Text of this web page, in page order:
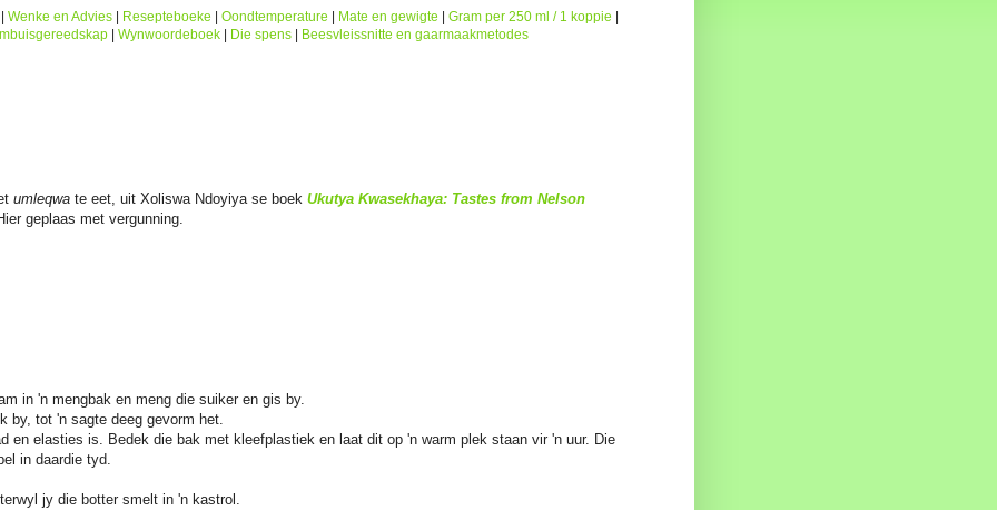
Wenke en Advies Resepteboeke Oondtemperature Mate en gewigte Gram per 250 ml / 1 koppie
Wynwoordeboek Die spens Beesvleissnitte en gaarmaakmetodes
umleqwa te eet, uit Xoliswa Ndoyiya se boek Ukutya Kwasekhaya: Tastes from Nelson
geplaas met vergunning.
in 'n mengbak en meng die suiker en gis by.
by, tot 'n sagte deeg gevorm het.
en elasties is. Bedek die bak met kleefplastiek en laat dit op 'n warm plek staan vir 'n uur. Die
in daardie tyd.
jy die botter smelt in 'n kastrol.